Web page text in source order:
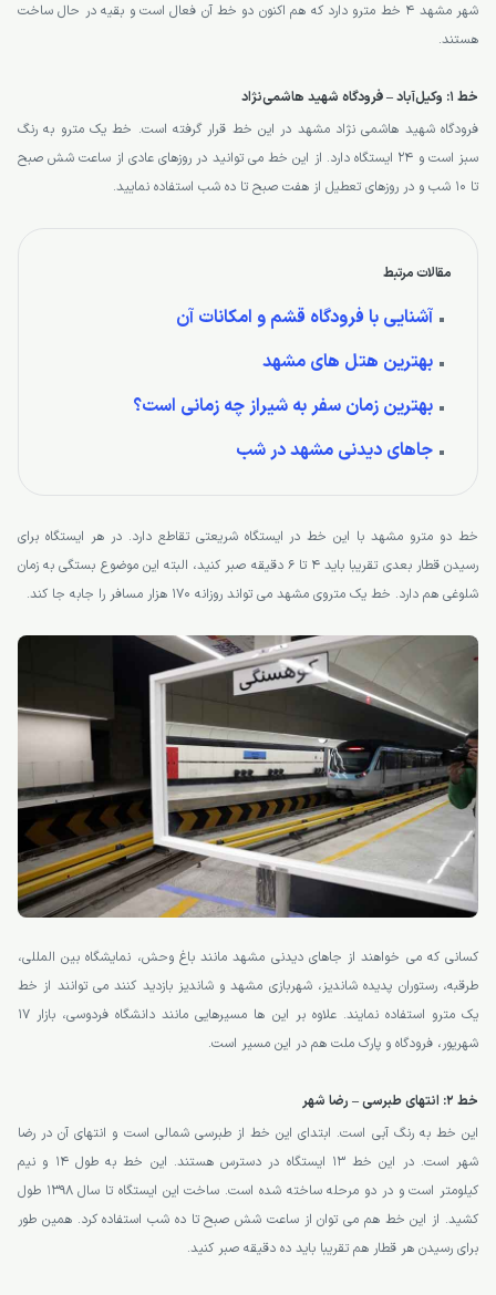
شهر مشهد 4 خط مترو دارد که هم اکنون دو خط آن فعال است و بقیه در حال ساخت
هستند.
خط ۱: وکیل‌آباد – فرودگاه شهید هاشمی‌نژاد
فرودگاه شهید هاشمی نژاد مشهد در این خط قرار گرفته است. خط یک مترو به رنگ
سبز است و 24 ایستگاه دارد. از این خط می توانید در روزهای عادی از ساعت شش صبح
تا 10 شب و در روزهای تعطیل از هفت صبح تا ده شب استفاده نمایید.
مقالات مرتبط
آشنایی با فرودگاه قشم و امکانات آن
بهترین هتل های مشهد
بهترین زمان سفر به شیراز چه زمانی است؟
جاهای دیدنی مشهد در شب
خط دو مترو مشهد با این خط در ایستگاه شریعتی تقاطع دارد. در هر ایستگاه برای
رسیدن قطار بعدی تقریبا باید 4 تا 6 دقیقه صبر کنید، البته این موضوع بستگی به زمان
شلوغی هم دارد. خط یک متروی مشهد می تواند روزانه 170 هزار مسافر را جابه جا کند.
کسانی که می خواهند از جاهای دیدنی مشهد مانند باغ وحش، نمایشگاه بین المللی،
طرقبه، رستوران پدیده شاندیز، شهربازی مشهد و شاندیز بازدید کنند می توانند از خط
یک مترو استفاده نمایند. علاوه بر این ها مسیرهایی مانند دانشگاه فردوسی، بازار 17
شهریور، فرودگاه و پارک ملت هم در این مسیر است.
خط ۲: انتهای طبرسی – رضا شهر
این خط به رنگ آبی است. ابتدای این خط از طبرسی شمالی است و انتهای آن در رضا
شهر است. در این خط 13 ایستگاه در دسترس هستند. این خط به طول 14 و نیم
کیلومتر است و در دو مرحله ساخته شده است. ساخت این ایستگاه تا سال 1398 طول
کشید. از این خط هم می توان از ساعت شش صبح تا ده شب استفاده کرد. همین طور
برای رسیدن هر قطار هم تقریبا باید ده دقیقه صبر کنید.